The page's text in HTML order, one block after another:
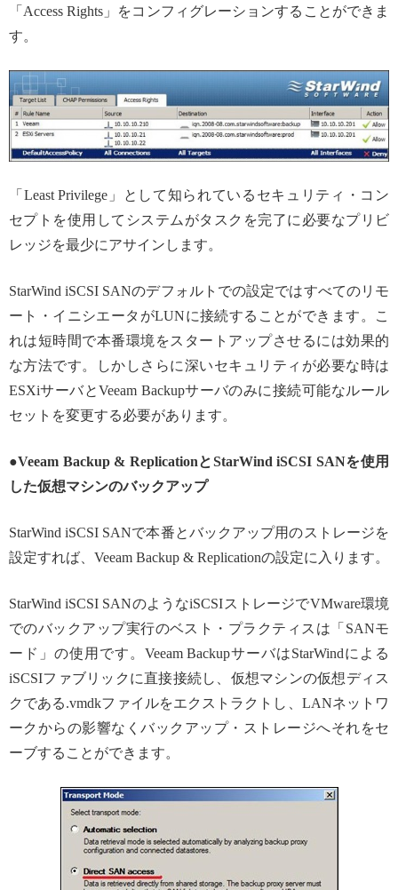
「Access Rights」をコンフィグレーションすることができま
す。
「Least Privilege」として知られているセキュリティ・コン
セプトを使用してシステムがタスクを完了に必要なプリビ
レッジを最少にアサインします。
StarWind iSCSI SANのデフォルトでの設定ではすべてのリモ
ート・イニシエータがLUNに接続することができます。こ
れは短時間で本番環境をスタートアップさせるには効果的
な方法です。しかしさらに深いセキュリティが必要な時は
ESXiサーバとVeeam Backupサーバのみに接続可能なルール
セットを変更する必要があります。
●Veeam Backup & ReplicationとStarWind iSCSI SANを使用
した仮想マシンのバックアップ
StarWind iSCSI SANで本番とバックアップ用のストレージを
設定すれば、Veeam Backup & Replicationの設定に入ります。
StarWind iSCSI SANのようなiSCSIストレージでVMware環境
でのバックアップ実行のベスト・プラクティスは「SANモ
ード」の使用です。Veeam BackupサーバはStarWindによる
iSCSIファブリックに直接接続し、仮想マシンの仮想ディス
クである.vmdkファイルをエクストラクトし、LANネットワ
ークからの影響なくバックアップ・ストレージへそれをセ
ーブすることができます。